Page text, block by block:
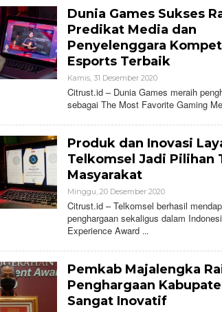
U
T
Dunia Games Sukses
Predikat Media dan
Penyelenggara
Esports Terbaik
Kamis, 31 Desember 2020O
E
H
I
R
U
S
Citrust.id – Dunia Games meraih
sebagai The Most Favorite Gaming
Produk dan Inovasi
Telkomsel Jadi Pilihan
Masyarakat
Minggu, 20 Desember 2020O
E
H
T
U
S
T
Citrust.id – Telkomsel berhasil
penghargaan sekaligus dalam
Experience Award
Pemkab Majalengka
Penghargaan
Sangat Inovatif